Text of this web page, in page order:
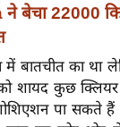
बेचा 22000
में बातचीत का था
को शायद कुछ
पा सकते हैं